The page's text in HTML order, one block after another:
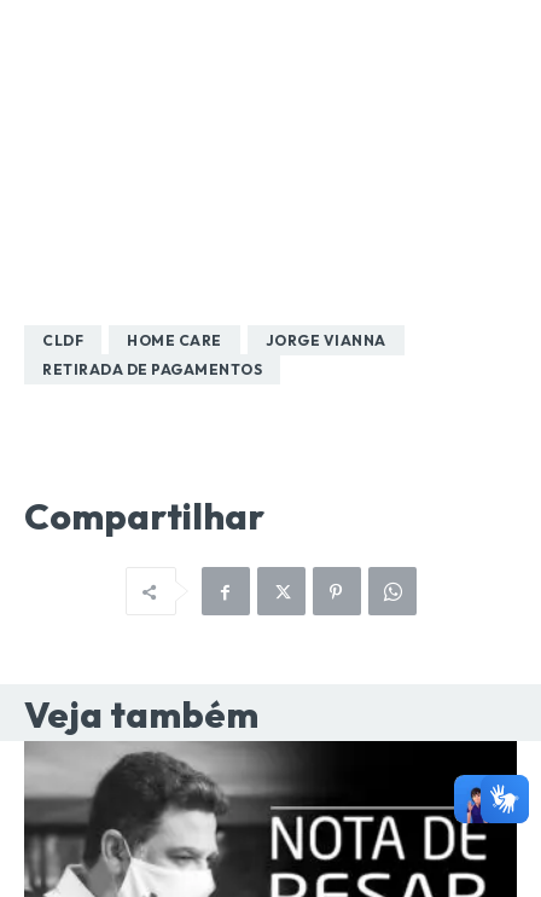
CLDF HOME CARE
JORGE VIANNA
RETIRADA DE PAGAMENTOS
Compartilhar
Veja também